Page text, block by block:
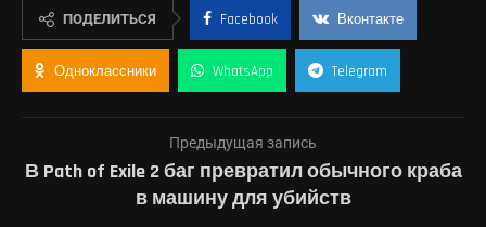
ПОДЕЛИТЬСЯ Facebook Вконтакте
Одноклассники WhatsApp Telegram
Предыдущая запись
В Path of Exile 2 баг превратил обычного краба
в машину для убийств